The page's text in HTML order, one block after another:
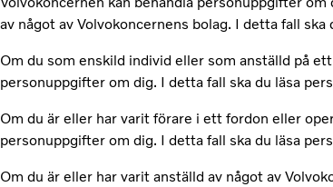
av något av Volvokoncernens bolag. I detta fall
Om du som enskild individ eller som anställd på
personuppgifter om dig. I detta fall ska du läsa
Om du är eller har varit förare i ett fordon eller
personuppgifter om dig. I detta fall ska du läsa
Om du är eller har varit anställd av något av